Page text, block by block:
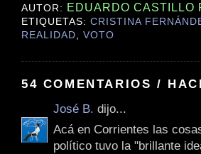
AUTOR: EDUARDO CASTILLO
ETIQUETAS:CRISTINA
REALIDAD,VOTO
54 COMENTARIOS /
José B. dijo...
Acá en Corrientes las
político tuvo la "brillante